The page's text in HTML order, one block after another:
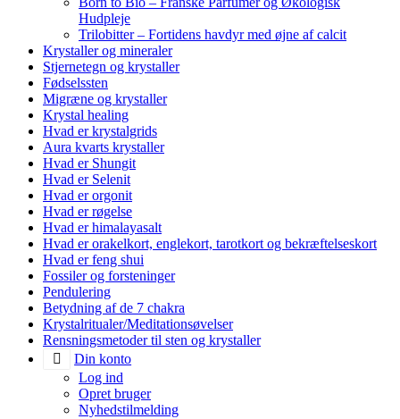
Hudpleje
Trilobitter – Fortidens havdyr med øjne af calcit
Krystaller og mineraler
Stjernetegn og krystaller
Fødselssten
Migræne og krystaller
Krystal healing
Hvad er krystalgrids
Aura kvarts krystaller
Hvad er Shungit
Hvad er Selenit
Hvad er orgonit
Hvad er røgelse
Hvad er himalayasalt
Hvad er orakelkort, englekort, tarotkort og bekræftelseskort
Hvad er feng shui
Fossiler og forsteninger
Pendulering
Betydning af de 7 chakra
Krystalritualer/Meditationsøvelser
Rensningsmetoder til sten og krystaller
Din konto
Log ind
Opret bruger
Nyhedstilmelding